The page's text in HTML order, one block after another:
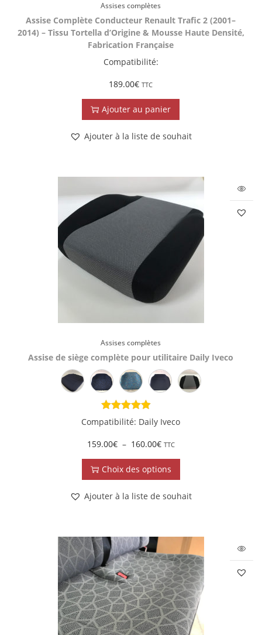
Assises complètes
Assise Complète Conducteur Renault Trafic 2 (2001–
2014) – Tissu Tortella d’Origine & Mousse Haute Densité,
Fabrication Française
Compatibilité:
189.00€ TTC
Ajouter au panier
Ajouter à la liste de souhait
Assises complètes
Assise de siège complète pour utilitaire Daily Iveco
Compatibilité: Daily Iveco
159.00€ – 160.00€ TTC
Choix des options
Ajouter à la liste de souhait